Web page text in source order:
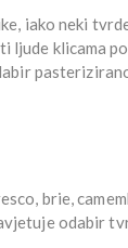
iako neki
ljude klicama
brie,
odabir